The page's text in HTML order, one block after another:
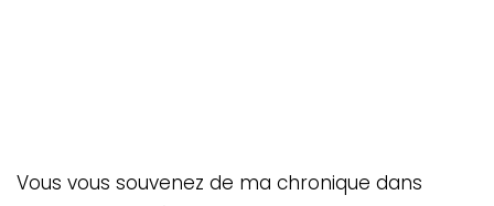
Vous vous souvenez de ma chronique dans